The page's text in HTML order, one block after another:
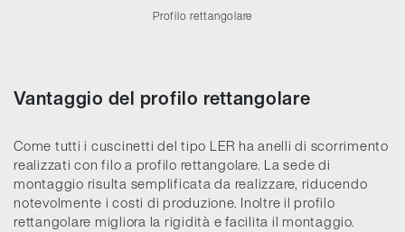
Profilo rettangolare
Vantaggio del profilo rettangolare
Come tutti i cuscinetti del tipo LER ha anelli di scorrimento
realizzati con filo a profilo rettangolare. La sede di
montaggio risulta semplificata da realizzare, riducendo
notevolmente i costi di produzione. Inoltre il profilo
rettangolare migliora la rigidità e facilita il montaggio.